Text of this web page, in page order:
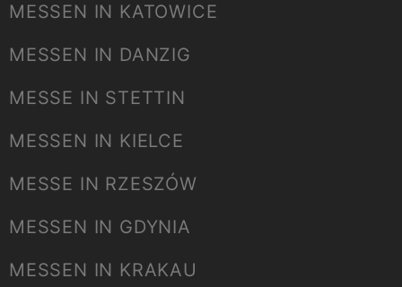
MESSEN IN KATOWICE
MESSEN IN DANZIG
MESSE IN STETTIN
MESSEN IN KIELCE
MESSE IN RZESZÓW
MESSEN IN GDYNIA
MESSEN IN KRAKAU